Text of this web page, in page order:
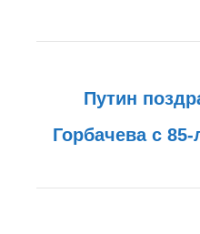
Путин
Горбачева с